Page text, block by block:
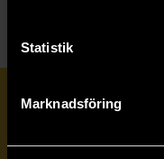
Statistik
Marknadsföring